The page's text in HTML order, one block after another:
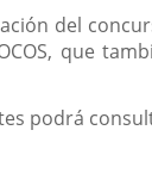
del
que
podrá